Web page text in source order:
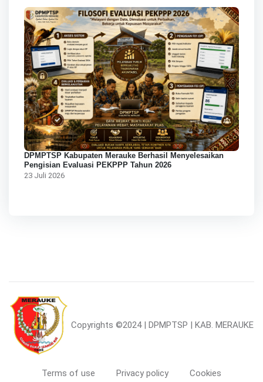
DPMPTSP Kabupaten Merauke Berhasil Menyelesaikan
Pengisian Evaluasi PEKPPP Tahun 2026
23 Juli 2026
Copyrights ©2024 | DPMPTSP | KAB. MERAUKE
Terms of use Privacy policy Cookies